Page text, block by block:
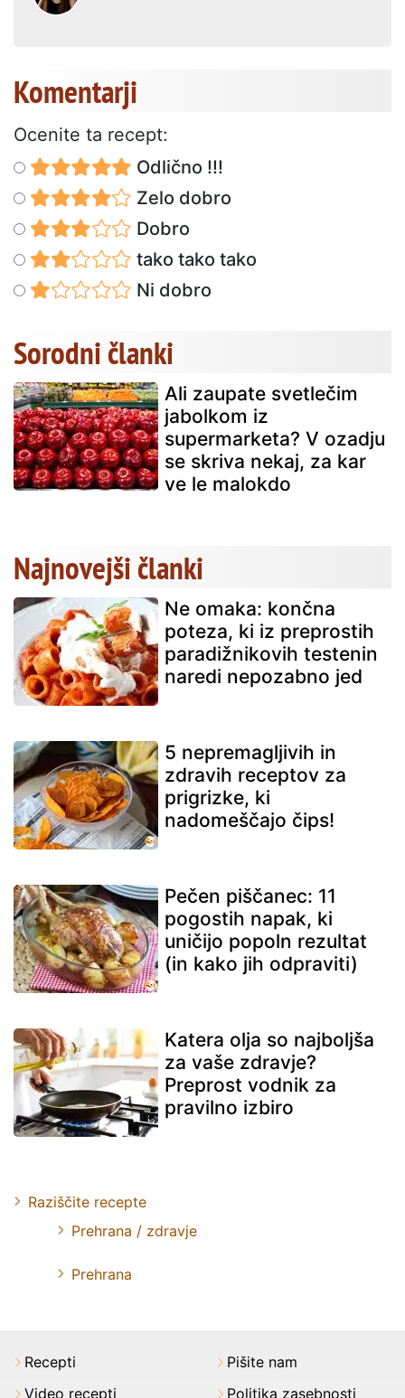
Komentarji
Ocenite ta recept:
Odlično !!!
Zelo dobro
Dobro
tako tako tako
Ni dobro
Sorodni članki
Ali zaupate svetlečim
jabolkom iz
supermarketa? V ozadju
se skriva nekaj, za kar
ve le malokdo
Najnovejši članki
Ne omaka: končna
poteza, ki iz preprostih
paradižnikovih testenin
naredi nepozabno jed
5 nepremagljivih in
zdravih receptov za
prigrizke, ki
nadomeščajo čips!
Pečen piščanec: 11
pogostih napak, ki
uničijo popoln rezultat
(in kako jih odpraviti)
Katera olja so najboljša
za vaše zdravje?
Preprost vodnik za
pravilno izbiro
Raziščite recepte
Prehrana / zdravje
Prehrana
Recepti
Video recepti
Pišite nam
Politika zasebnosti